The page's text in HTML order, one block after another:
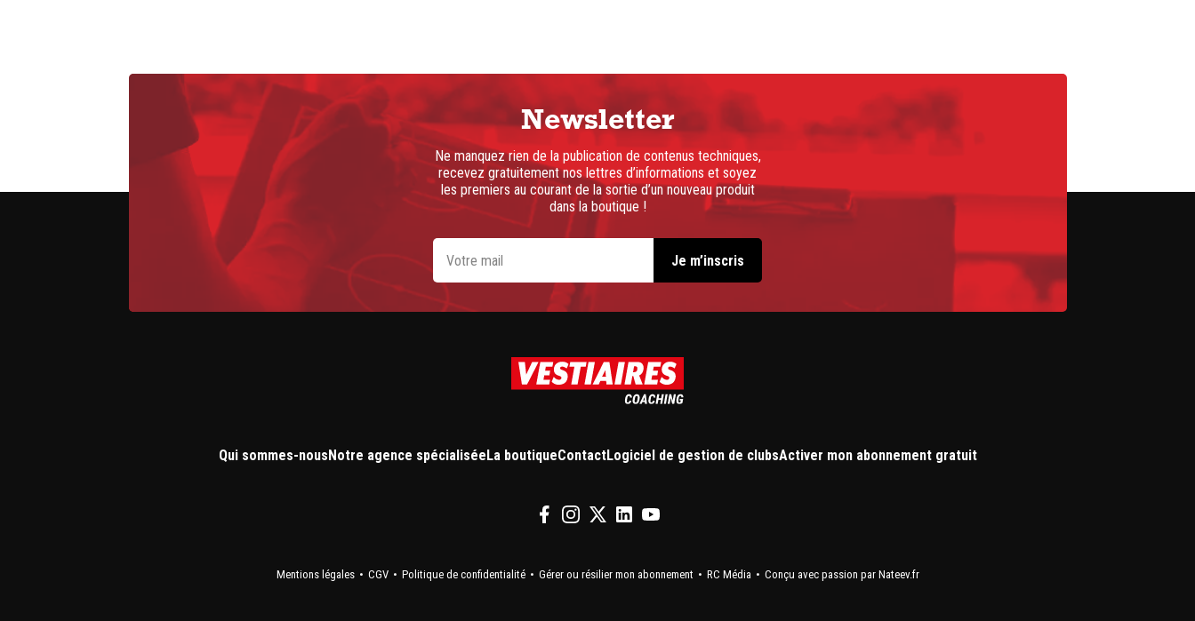
Newsletter
Ne manquez rien de la publication de contenus techniques,
recevez gratuitement nos lettres d’informations et soyez
les premiers au courant de la sortie d’un nouveau produit
dans la boutique !
Qui sommes-nous Notre agence spécialisée La boutiqueContactLogiciel de gestion de clubsActiver mon abonnement gratuit
Mentions légales CGV Politique de confidentialité Gérer ou résilier mon abonnement RC Média Conçu avec passion par Nateev.fr